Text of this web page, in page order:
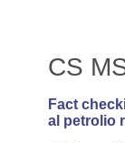
CS
Fact
al petrolio